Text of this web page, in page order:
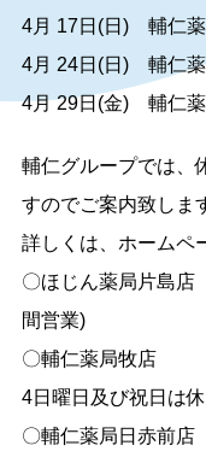
4月 17日(日) 輔仁薬
4月 24日(日) 輔仁薬
4月 29日(金) 輔仁薬
輔仁グループでは、
すのでご案内致しま
詳しくは、ホームペ
〇ほじん薬局片島
間営業)
〇輔仁薬局牧店
4日曜日及び祝日は
〇輔仁薬局日赤前